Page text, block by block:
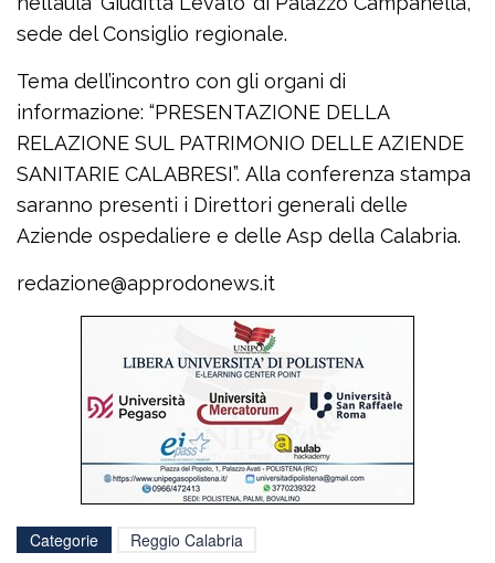
sede del Consiglio regionale.
Tema dell’incontro con gli organi di
informazione: “PRESENTAZIONE DELLA
RELAZIONE SUL PATRIMONIO DELLE AZIENDE
SANITARIE CALABRESI”. Alla conferenza stampa
saranno presenti i Direttori generali delle
Aziende ospedaliere e delle Asp della Calabria.
redazione@approdonews.it
Categorie Reggio Calabria